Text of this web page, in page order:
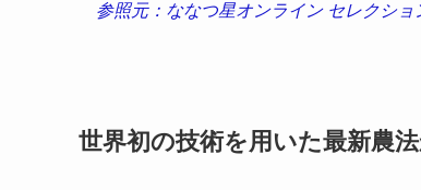
参照元：ななつ星オンライン セレクショ
世界初の技術を用いた最新農